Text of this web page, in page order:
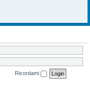
Ricordami